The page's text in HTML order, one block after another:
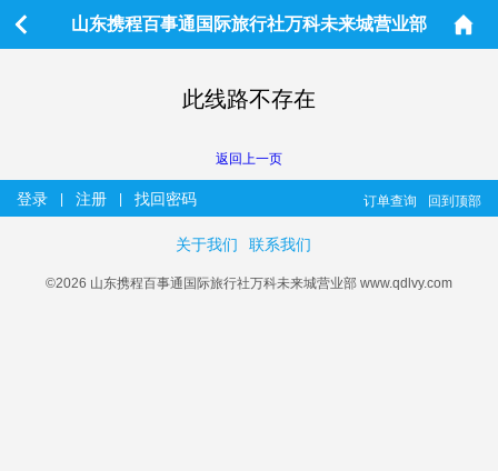
山东携程百事通国际旅行社万科未来城营业部
此线路不存在
返回上一页
登录 注册 找回密码 回到顶部
订单查询
关于我们 联系我们
©2026 山东携程百事通国际旅行社万科未来城营业部 www.qdlvy.com